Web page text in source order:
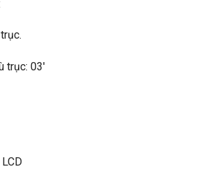
trục: 03′